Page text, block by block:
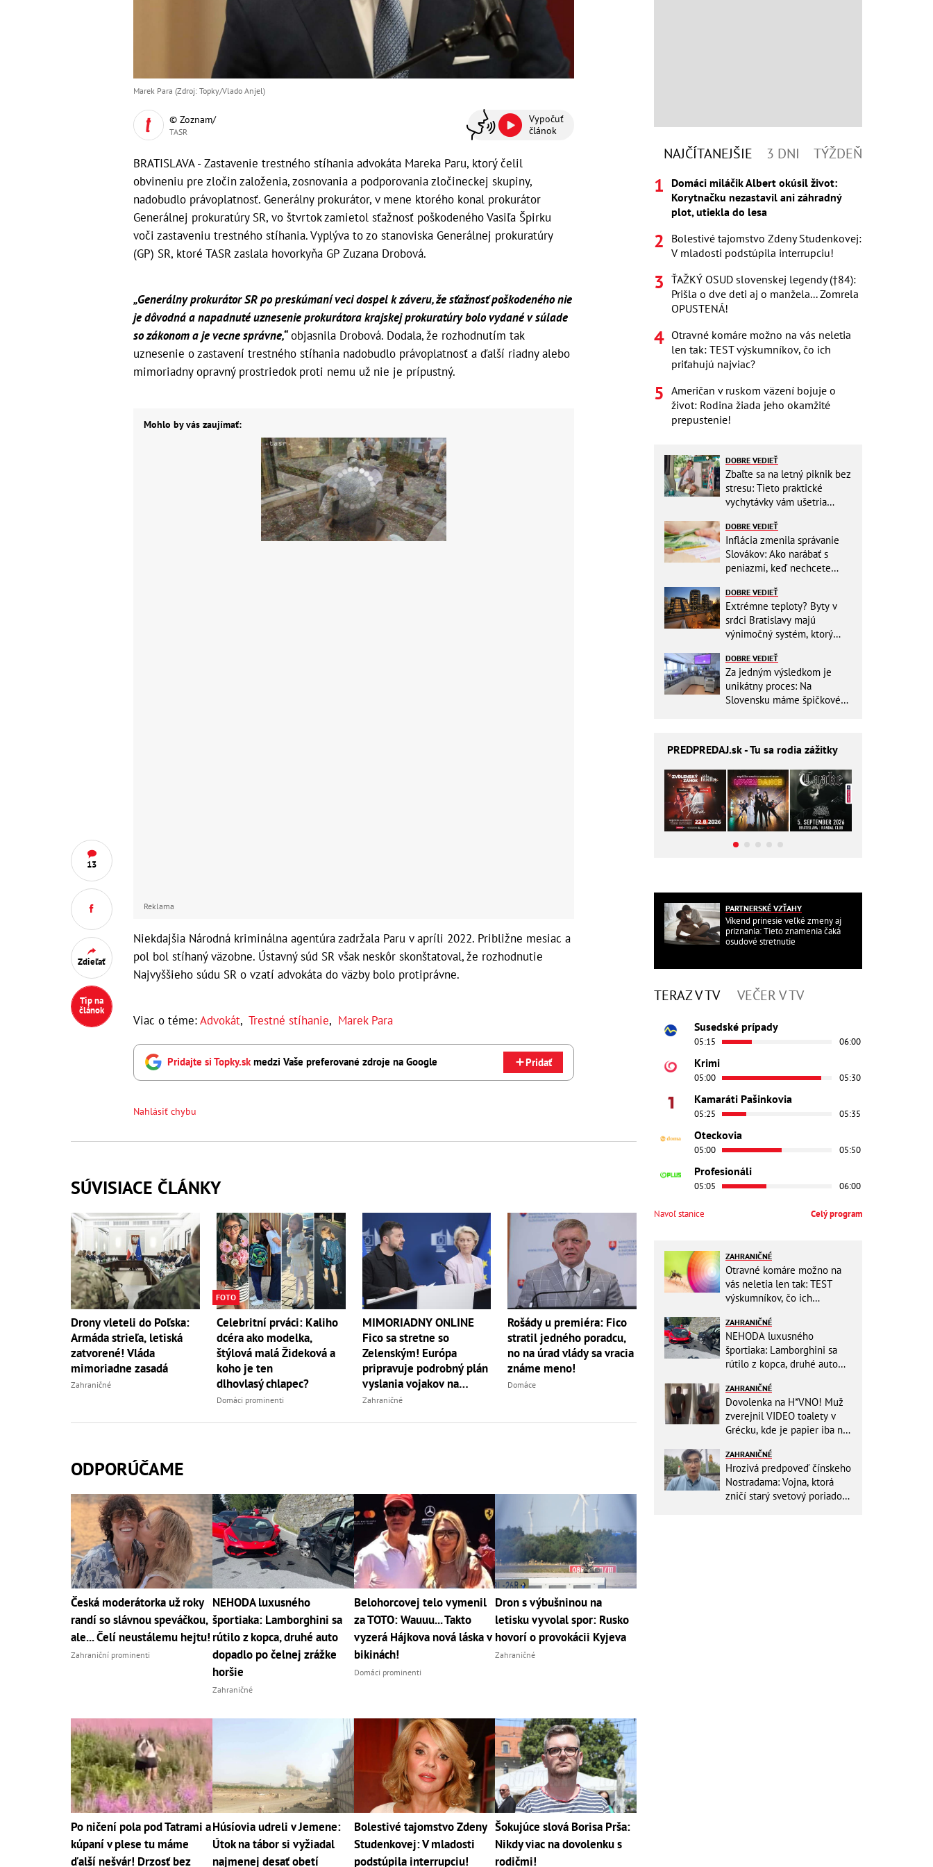
13
Zdieľať
Tip na
článok
Marek Para (Zdroj: Topky/Vlado Anjel)
© Zoznam/
TASR
Vypočuť
článok
BRATISLAVA - Zastavenie trestného stíhania advokáta Mareka Paru, ktorý čelil
obvineniu pre zločin založenia, zosnovania a podporovania zločineckej skupiny,
nadobudlo právoplatnosť. Generálny prokurátor, v mene ktorého konal prokurátor
Generálnej prokuratúry SR, vo štvrtok zamietol sťažnosť poškodeného Vasiľa Špirku
voči zastaveniu trestného stíhania. Vyplýva to zo stanoviska Generálnej prokuratúry
(GP) SR, ktoré TASR zaslala hovorkyňa GP Zuzana Drobová.
„Generálny prokurátor SR po preskúmaní veci dospel k záveru, že sťažnosť poškodeného nie
je dôvodná a napadnuté uznesenie prokurátora krajskej prokuratúry bolo vydané v súlade
so zákonom a je vecne správne,“objasnila Drobová. Dodala, že rozhodnutím tak
uznesenie o zastavení trestného stíhania nadobudlo právoplatnosť a ďalší riadny alebo
mimoriadny opravný prostriedok proti nemu už nie je prípustný.
Mohlo by vás zaujímať:
Reklama
Niekdajšia Národná kriminálna agentúra zadržala Paru v apríli 2022. Približne mesiac a
pol bol stíhaný väzobne. Ústavný súd SR však neskôr skonštatoval, že rozhodnutie
Najvyššieho súdu SR o vzatí advokáta do väzby bolo protiprávne.
Viac o téme:Advokát, Trestné stíhanie, Marek Para
Pridajte si Topky.skmedzi Vaše preferované zdroje na Google Pridať
Nahlásiť chybu
SÚVISIACE ČLÁNKY
Drony vleteli do Poľska:
Armáda strieľa, letiská
zatvorené! Vláda
mimoriadne zasadá
Zahraničné
FOTO
Celebritní prváci: Kaliho
dcéra ako modelka,
štýlová malá Žideková a
koho je ten
dlhovlasý chlapec?
Domáci prominenti
MIMORIADNY ONLINE
Fico sa stretne so
Zelenským! Európa
pripravuje podrobný plán
vyslania vojakov na
Ukrajinu
Zahraničné
Rošády u premiéra: Fico
stratil jedného poradcu,
no na úrad vlády sa vracia
známe meno!
Domáce
ODPORÚČAME
Česká moderátorka už roky
randí so slávnou speváčkou,
ale... Čelí neustálemu hejtu!
Zahraniční prominenti
NEHODA luxusného
športiaka: Lamborghini sa
rútilo z kopca, druhé auto
dopadlo po čelnej zrážke
horšie
Zahraničné
Belohorcovej telo vymenil
za TOTO: Wauuu... Takto
vyzerá Hájkova nová láska v
bikinách!
Domáci prominenti
Dron s výbušninou na
letisku vyvolal spor: Rusko
hovorí o provokácii Kyjeva
Zahraničné
Po ničení pola pod Tatrami a
kúpaní v plese tu máme
ďalší nešvár! Drzosť bez
Húsíovia udreli v Jemene:
Útok na tábor si vyžiadal
najmenej desať obetí
Bolestivé tajomstvo Zdeny
Studenkovej: V mladosti
podstúpila interrupciu!
Šokujúce slová Borisa Prša:
Nikdy viac na dovolenku s
rodičmi!
NAJČÍTANEJŠIE 3 DNI TÝŽDEŇ
Domáci miláčik Albert okúsil život:
Korytnačku nezastavil ani záhradný
plot, utiekla do lesa
Bolestivé tajomstvo Zdeny Studenkovej:
V mladosti podstúpila interrupciu!
ŤAŽKÝ OSUD slovenskej legendy (†84):
Prišla o dve deti aj o manžela... Zomrela
OPUSTENÁ!
Otravné komáre možno na vás neletia
len tak: TEST výskumníkov, čo ich
priťahujú najviac?
Američan v ruskom väzení bojuje o
život: Rodina žiada jeho okamžité
prepustenie!
DOBRE VEDIEŤ
Zbaľte sa na letný piknik bez
stresu: Tieto praktické
vychytávky vám ušetria
DOBRE VEDIEŤ
Inflácia zmenila správanie
Slovákov: Ako narábať s
peniazmi, keď nechcete
DOBRE VEDIEŤ
Extrémne teploty? Byty v
srdci Bratislavy majú
výnimočný systém, ktorý
DOBRE VEDIEŤ
Za jedným výsledkom je
unikátny proces: Na
Slovensku máme špičkové
PREDPREDAJ.sk - Tu sa rodia zážitky
PARTNERSKÉ VZŤAHY
Víkend prinesie veľké zmeny aj
priznania: Tieto znamenia čaká
osudové stretnutie
TERAZ V TV VEČER V TV
Susedské prípady
05:15 06:00
Krimi
05:00 05:30
Kamaráti Pašinkovia
05:25 05:35
Oteckovia
05:00 05:50
Profesionáli
05:05 06:00
Navoľ stanice Celý program
ZAHRANIČNÉ
Otravné komáre možno na
vás neletia len tak: TEST
výskumníkov, čo ich
ZAHRANIČNÉ
NEHODA luxusného
športiaka: Lamborghini sa
rútilo z kopca, druhé auto
horšie
ZAHRANIČNÉ
Dovolenka na H*VNO! Muž
zverejnil VIDEO toalety v
Grécku, kde je papier iba na
do kuchyne
ZAHRANIČNÉ
Hrozivá predpoveď čínskeho
Nostradama: Vojna, ktorá
zničí starý svetový poriadok!